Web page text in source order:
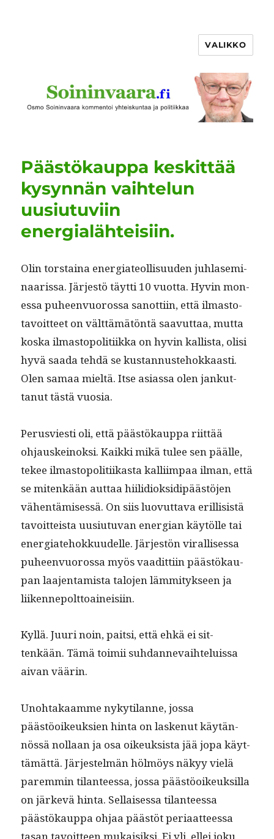
VALIKKO
Päästökauppa keskittää
kysynnän vaihtelun
uusiutuviin
energialähteisiin.
Olin torstaina ener­gia­te­ol­lisu­u­den juh­lasem­i­
naaris­sa. Jär­jestö täyt­ti 10 vuot­ta. Hyvin mon­
es­sa puheen­vuorossa san­ot­ti­in, että ilmas­to­
tavoit­teet on vält­tämätön­tä saavut­taa, mut­ta
kos­ka ilmastopoli­ti­ik­ka on hyvin kallista, olisi
hyvä saa­da tehdä se kus­tan­nuste­hokkaasti.
Olen samaa mieltä. Itse asi­as­sa olen jankut­
tanut tästä vuosia.
Perusvi­esti oli, että päästökaup­pa riit­tää
ohjauskeinok­si. Kaik­ki mikä tulee sen päälle,
tekee ilmastopoli­ti­ikas­ta kalli­im­paa ilman, että
se mitenkään aut­taa hiilid­iok­sidipäästö­jen
vähen­tämisessä. On siis luovut­ta­va eril­li­sistä
tavoit­teista uusi­u­tu­van ener­gian käytölle tai
ener­giate­hokku­udelle. Jär­jestön viral­lises­sa
puheen­vuorossa myös vaa­dit­ti­in päästökau­
pan laa­jen­tamista talo­jen läm­mi­tyk­seen ja
liikennepolttoaineisiin.
Kyl­lä. Juuri noin, pait­si, että ehkä ei sit­
tenkään. Tämä toimii suh­dan­nevai­hteluis­sa
aivan väärin.
Uno­htakaamme nykyti­lanne, jos­sa
päästöoikeuk­sien hin­ta on laskenut käytän­
nössä nol­laan ja osa oikeuk­sista jää jopa käyt­
tämät­tä. Jär­jestelmän hölmöys näkyy vielä
parem­min tilanteessa, jos­sa päästöoikeuk­sil­la
on järkevä hin­ta. Sel­l­aises­sa tilanteessa
päästökaup­pa ohjaa päästöt peri­aat­teessa